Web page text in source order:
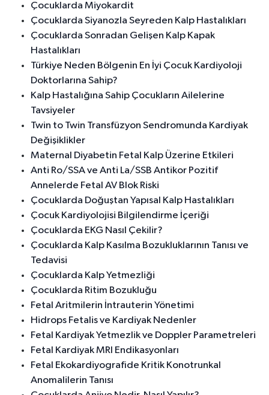
Çocuklarda Miyokardit
Çocuklarda Siyanozla Seyreden Kalp Hastalıkları
Çocuklarda Sonradan Gelişen Kalp Kapak
Hastalıkları
Türkiye Neden Bölgenin En İyi Çocuk Kardiyoloji
Doktorlarına Sahip?
Kalp Hastalığına Sahip Çocukların Ailelerine
Tavsiyeler
Twin to Twin Transfüzyon Sendromunda Kardiyak
Değişiklikler
Maternal Diyabetin Fetal Kalp Üzerine Etkileri
Anti Ro/SSA ve Anti La/SSB Antikor Pozitif
Annelerde Fetal AV Blok Riski
Çocuklarda Doğuştan Yapısal Kalp Hastalıkları
Çocuk Kardiyolojisi Bilgilendirme İçeriği
Çocuklarda EKG Nasıl Çekilir?
Çocuklarda Kalp Kasılma Bozukluklarının Tanısı ve
Tedavisi
Çocuklarda Kalp Yetmezliği
Çocuklarda Ritim Bozukluğu
Fetal Aritmilerin İntrauterin Yönetimi
Hidrops Fetalis ve Kardiyak Nedenler
Fetal Kardiyak Yetmezlik ve Doppler Parametreleri
Fetal Kardiyak MRI Endikasyonları
Fetal Ekokardiyografide Kritik Konotrunkal
Anomalilerin Tanısı